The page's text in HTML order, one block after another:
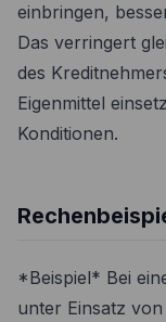
einbringen,
Das verringert
des
Eigenmittel
Konditionen.
*Beispiel* Bei
unter Einsatz